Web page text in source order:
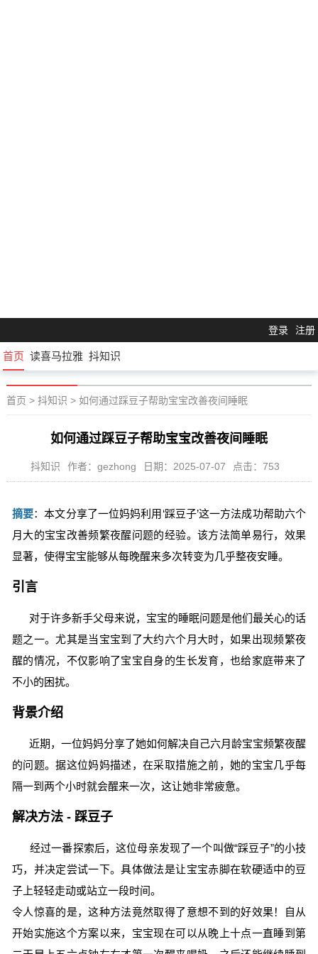
登录 注册
首页 读喜马拉雅 抖知识
首页 > 抖知识 > 如何通过踩豆子帮助宝宝改善夜间睡眠
如何通过踩豆子帮助宝宝改善夜间睡眠
抖知识 作者：gezhong 日期：2025-07-07 点击：753
摘要：本文分享了一位妈妈利用‘踩豆子’这一方法成功帮助六个
月大的宝宝改善频繁夜醒问题的经验。该方法简单易行，效果
显著，使得宝宝能够从每晚醒来多次转变为几乎整夜安睡。
引言
对于许多新手父母来说，宝宝的睡眠问题是他们最关心的话
题之一。尤其是当宝宝到了大约六个月大时，如果出现频繁夜
醒的情况，不仅影响了宝宝自身的生长发育，也给家庭带来了
不小的困扰。
背景介绍
近期，一位妈妈分享了她如何解决自己六月龄宝宝频繁夜醒
的问题。据这位妈妈描述，在采取措施之前，她的宝宝几乎每
隔一到两个小时就会醒来一次，这让她非常疲惫。
解决方法 - 踩豆子
经过一番探索后，这位母亲发现了一个叫做“踩豆子”的小技
巧，并决定尝试一下。具体做法是让宝宝赤脚在软硬适中的豆
子上轻轻走动或站立一段时间。
令人惊喜的是，这种方法竟然取得了意想不到的好效果！自从
开始实施这个方案以来，宝宝现在可以从晚上十点一直睡到第